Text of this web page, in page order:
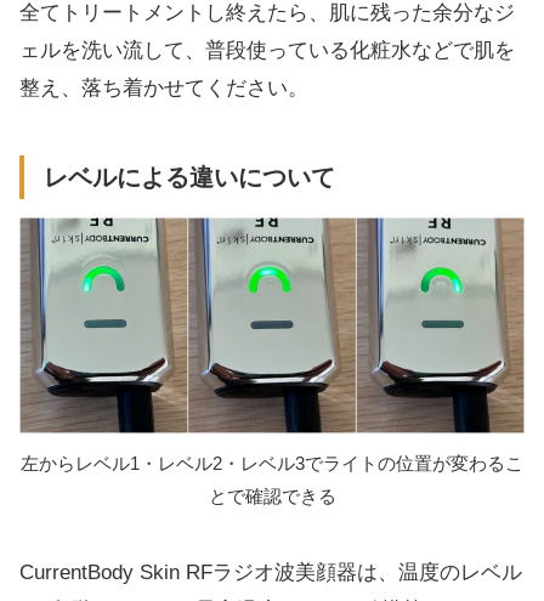
全てトリートメントし終えたら、肌に残った余分なジ
ェルを洗い流して、普段使っている化粧水などで肌を
整え、落ち着かせてください。
レベルによる違いについて
左からレベル1・レベル2・レベル3でライトの位置が変わるこ
とで確認できる
CurrentBody Skin RFラジオ波美顔器は、温度のレベル